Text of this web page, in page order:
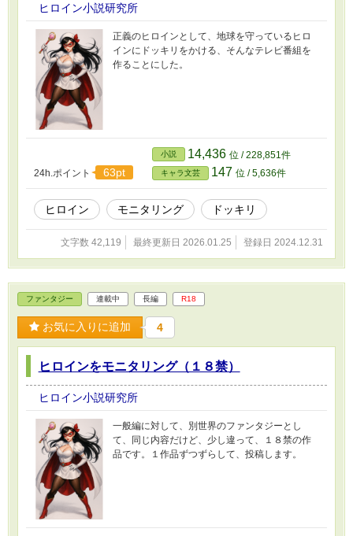
ヒロイン小説研究所
正義のヒロインとして、地球を守っているヒロ
インにドッキリをかける、そんなテレビ番組を
作ることにした。
24h.ポイント 63pt
小説 14,436 位 / 228,851件
キャラ文芸 147 位 / 5,636件
ヒロイン モニタリング ドッキリ
文字数 42,119 最終更新日 2026.01.25 登録日 2024.12.31
ファンタジー 連載中 長編 R18
お気に入りに追加 4
ヒロインをモニタリング（１８禁）
ヒロイン小説研究所
一般編に対して、別世界のファンタジーとし
て、同じ内容だけど、少し違って、１８禁の作
品です。１作品ずつずらして、投稿します。